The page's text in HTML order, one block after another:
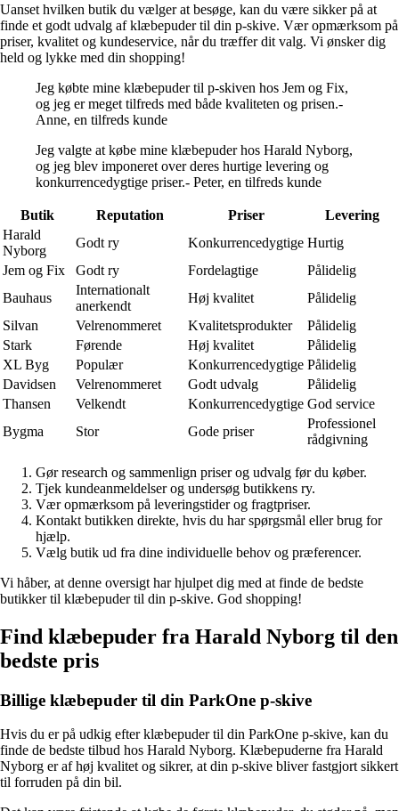
Uanset hvilken butik du vælger at besøge, kan du være sikker på at
finde et godt udvalg af klæbepuder til din p-skive. Vær opmærksom på
priser, kvalitet og kundeservice, når du træffer dit valg. Vi ønsker dig
held og lykke med din shopping!
Jeg købte mine klæbepuder til p-skiven hos Jem og Fix,
og jeg er meget tilfreds med både kvaliteten og prisen.-
Anne, en tilfreds kunde
Jeg valgte at købe mine klæbepuder hos Harald Nyborg,
og jeg blev imponeret over deres hurtige levering og
konkurrencedygtige priser.- Peter, en tilfreds kunde
Butik Reputation Priser
Levering
Harald
Nyborg
Godt ry Konkurrencedygtige Hurtig
Jem og Fix
Godt ry Fordelagtige
Pålidelig
Bauhaus
Internationalt
anerkendt
Høj kvalitet
Pålidelig
Silvan
Velrenommeret Kvalitetsprodukter
Pålidelig
Stark
Førende Høj kvalitet
Pålidelig
XL Byg
Populær Konkurrencedygtige Pålidelig
Davidsen
Velrenommeret Godt udvalg
Pålidelig
Thansen
Velkendt Konkurrencedygtige God service
Bygma
Stor Gode priser
Professionel
rådgivning
Gør research og sammenlign priser og udvalg før du køber.
Tjek kundeanmeldelser og undersøg butikkens ry.
Vær opmærksom på leveringstider og fragtpriser.
Kontakt butikken direkte, hvis du har spørgsmål eller brug for
hjælp.
Vælg butik ud fra dine individuelle behov og præferencer.
Vi håber, at denne oversigt har hjulpet dig med at finde de bedste
butikker til klæbepuder til din p-skive. God shopping!
Find klæbepuder fra Harald Nyborg til den
bedste pris
Billige klæbepuder til din ParkOne p-skive
Hvis du er på udkig efter klæbepuder til din ParkOne p-skive, kan du
finde de bedste tilbud hos Harald Nyborg. Klæbepuderne fra Harald
Nyborg er af høj kvalitet og sikrer, at din p-skive bliver fastgjort sikkert
til forruden på din bil.